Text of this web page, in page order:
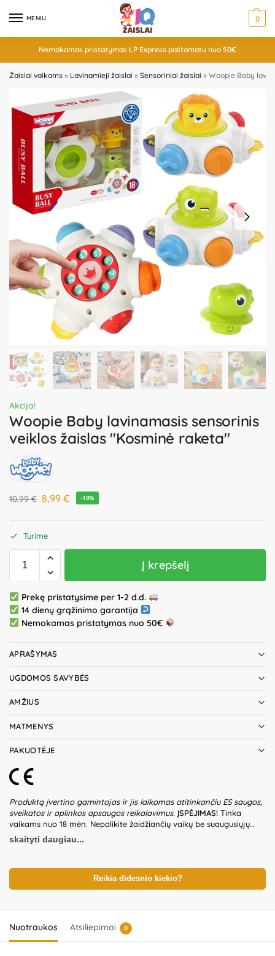
MENIU 0
Nemokamas pristatymas LP Express paštomatu nuo 50€
Žaislai vaikams » Lavinamieji žaislai » Sensoriniai žaislai » Woopie Baby
Akcija!
Woopie Baby lavinamasis sensorinis
veiklos žaislas "Kosminė raketa"
10,99€ 8,99 € -18%
Turime
Į krepšelį
Prekę pristatysime per 1-2 d.d.
14 dienų grąžinimo garantija
Nemokamas pristatymas nuo 50€
APRAŠYMAS
UGDOMOS SAVYBĖS
AMŽIUS
MATMENYS
PAKUOTĖJE
Produktą įvertino gamintojas ir jis laikomas atitinkančiu ES saugos,
sveikatos ir aplinkos apsaugos reikalavimus. ĮSPĖJIMAS! Tinka
vaikams nuo 18 mėn. Nepalikite žaidžiančių vaikų be suaugusiųjų
priežiūros. Prieš naudodami žaislą patikrinkite žaislo ir detalių būklę.
Nenaudokite žaislo, jeigu kuri nors iš dalių yra pažeista. Pakuotė
dizainas ir spalvos gali nežymiai skirtis. Išsaugokite pakuotės
informaciją ateičiai. Kilmės šalis – Kinija.Importuotojas:
Kozicka Sp.K, ul. Poludniowa 29A, 05-540 Jeziorko,
skaityti daugiau...
Reikia didesnio kiekio?
Nuotraukos Atsiliepimai 0